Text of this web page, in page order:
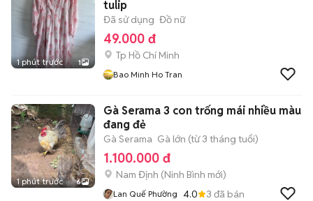
1 phút trước 1
tulip
Đã sử dụng Đồ nữ
49.000 đ
Tp Hồ Chí Minh
Bao Minh Ho Tran
1 phút trước 6
Gà Serama 3 con trống mái nhiều màu
đang đẻ
Gà Serama Gà lớn (từ 3 tháng tuổi)
1.100.000 đ
Nam Định (Ninh Bình mới)
Lan Quế Phường 4.0 3 đã bán